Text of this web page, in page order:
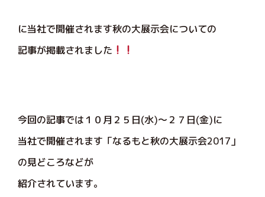
に当社で開催されます秋の大展示会についての
記事が掲載されました
今回の記事では１０月２５日(水)～２７日(金)に
当社で開催されます「なるもと秋の大展示会2017」
の見どころなどが
紹介されています。